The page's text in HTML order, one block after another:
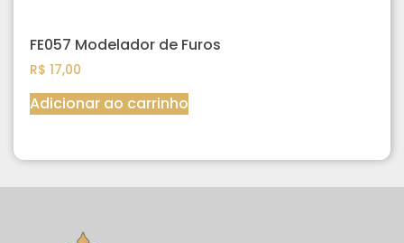
FE057 Modelador de Furos
R$ 17,00
Adicionar ao carrinho